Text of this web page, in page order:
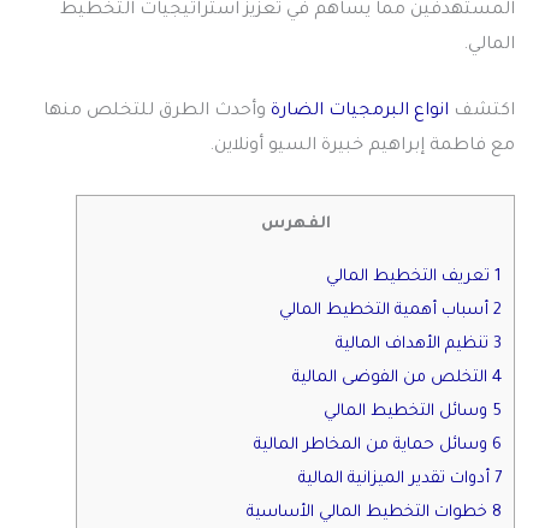
المستهدفين مما يساهم في تعزيز استراتيجيات التخطيط
المالي.
اكتشف انواع البرمجيات الضارة وأحدث الطرق للتخلص منها
مع فاطمة إبراهيم خبيرة السيو أونلاين.
الفهرس
1 تعريف التخطيط المالي
2 أسباب أهمية التخطيط المالي
3 تنظيم الأهداف المالية
4 التخلص من الفوضى المالية
5 وسائل التخطيط المالي
6 وسائل حماية من المخاطر المالية
7 أدوات تقدير الميزانية المالية
8 خطوات التخطيط المالي الأساسية